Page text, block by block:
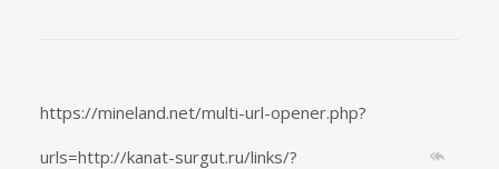
https://mineland.net/multi-url-opener.php?
urls=http://kanat-surgut.ru/links/?